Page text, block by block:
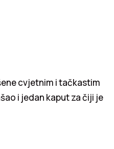
cvjetnim i tačkastim
i jedan kaput za čiji je